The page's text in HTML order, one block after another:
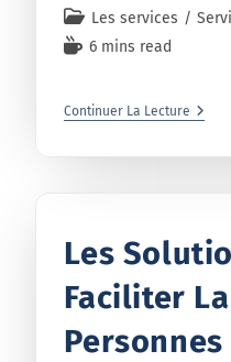
Les services /
6 mins read
Continuer La Lecture
Les
Faciliter